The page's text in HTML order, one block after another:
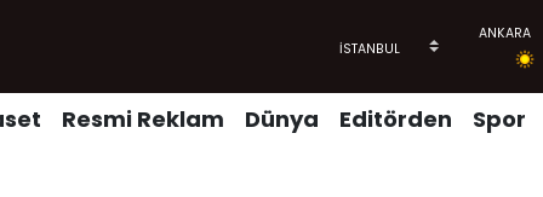
Resmi Reklam Dünya Editörden Spor